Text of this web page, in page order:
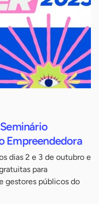
Empreendedora
dias 2 e 3 de outubro e
para
gestores públicos do